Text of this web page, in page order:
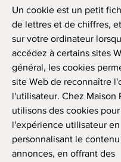
Un cookie est un petit
de lettres et de chiffres,
sur votre ordinateur
accédez à certains sites
général, les cookies
site Web de reconnaître
l'utilisateur. Chez Maison
utilisons des cookies
l'expérience utilisateur en
personnalisant le
annonces, en offrant des